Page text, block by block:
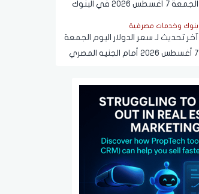
الجمعة 7 أغسطس 2026 في البنوك
بنوك وخدمات مصرفية
آخر تحديث لـ سعر الدولار اليوم الجمعة
7 أغسطس 2026 أمام الجنيه المصري